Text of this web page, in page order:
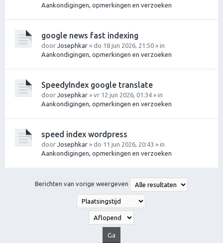
Aankondigingen, opmerkingen en verzoeken
google news fast indexing
door Josephkar » do 18 jun 2026, 21:50 » in
Aankondigingen, opmerkingen en verzoeken
SpeedyIndex google translate
door Josephkar » vr 12 jun 2026, 01:34 » in
Aankondigingen, opmerkingen en verzoeken
speed index wordpress
door Josephkar » do 11 jun 2026, 20:43 » in
Aankondigingen, opmerkingen en verzoeken
Berichten van vorige weergeven